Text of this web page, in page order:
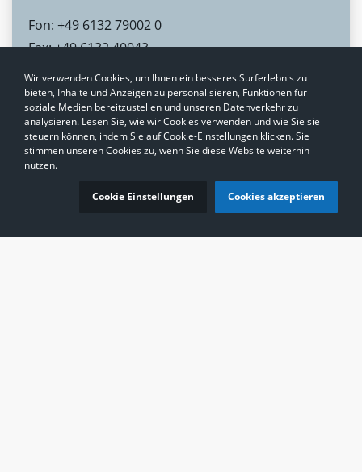
Fon: +49 6132 79002 0
Fax: +49 6132 40043
tpm-ing-omnimago@transperfect.com
Routenplaner
Wir verwenden Cookies, um Ihnen ein besseres Surferlebnis zu
bieten, Inhalte und Anzeigen zu personalisieren, Funktionen für
soziale Medien bereitzustellen und unseren Datenverkehr zu
analysieren. Lesen Sie, wie wir Cookies verwenden und wie Sie sie
steuern können, indem Sie auf Cookie-Einstellungen klicken. Sie
stimmen unseren Cookies zu, wenn Sie diese Website weiterhin
nutzen.
Cookie Einstellungen Cookies akzeptieren